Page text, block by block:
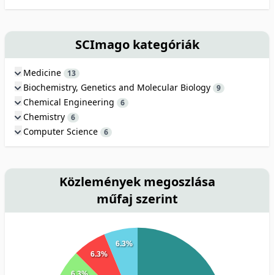
SCImago kategóriák
Medicine 13
Biochemistry, Genetics and Molecular Biology 9
Chemical Engineering 6
Chemistry 6
Computer Science 6
Közlemények megoszlása
műfaj szerint
6.3%
6.3%